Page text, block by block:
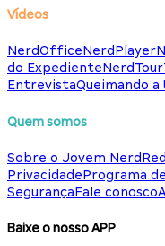
Vídeos
NerdOfficeNerdPlayer
do ExpedienteNerdTour
EntrevistaQueimando a
Quem somos
Sobre o Jovem Nerd
PrivacidadePrograma
SegurançaFale conosco
Baixe o nosso APP